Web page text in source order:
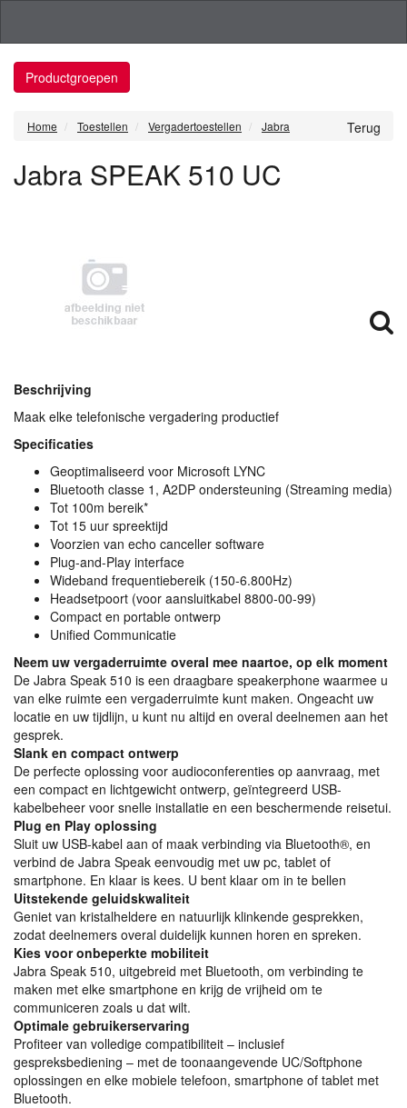
Productgroepen
Terug
Home Toestellen Vergadertoestellen Jabra
Jabra SPEAK 510 UC
Beschrijving
Maak elke telefonische vergadering productief
Specificaties
Geoptimaliseerd voor Microsoft LYNC
Bluetooth classe 1, A2DP ondersteuning (Streaming media)
Tot 100m bereik*
Tot 15 uur spreektijd
Voorzien van echo canceller software
Plug-and-Play interface
Wideband frequentiebereik (150-6.800Hz)
Headsetpoort (voor aansluitkabel 8800-00-99)
Compact en portable ontwerp
Unified Communicatie
Neem uw vergaderruimte overal mee naartoe, op elk moment
De Jabra Speak 510 is een draagbare speakerphone waarmee u
van elke ruimte een vergaderruimte kunt maken. Ongeacht uw
locatie en uw tijdlijn, u kunt nu altijd en overal deelnemen aan het
gesprek.
Slank en compact ontwerp
De perfecte oplossing voor audioconferenties op aanvraag, met
een compact en lichtgewicht ontwerp, geïntegreerd USB-
kabelbeheer voor snelle installatie en een beschermende reisetui.
Plug en Play oplossing
Sluit uw USB-kabel aan of maak verbinding via Bluetooth®, en
verbind de Jabra Speak eenvoudig met uw pc, tablet of
smartphone. En klaar is kees. U bent klaar om in te bellen
Uitstekende geluidskwaliteit
Geniet van kristalheldere en natuurlijk klinkende gesprekken,
zodat deelnemers overal duidelijk kunnen horen en spreken.
Kies voor onbeperkte mobiliteit
Jabra Speak 510, uitgebreid met Bluetooth, om verbinding te
maken met elke smartphone en krijg de vrijheid om te
communiceren zoals u dat wilt.
Optimale gebruikerservaring
Profiteer van volledige compatibiliteit – inclusief
gespreksbediening – met de toonaangevende UC/Softphone
oplossingen en elke mobiele telefoon, smartphone of tablet met
Bluetooth.